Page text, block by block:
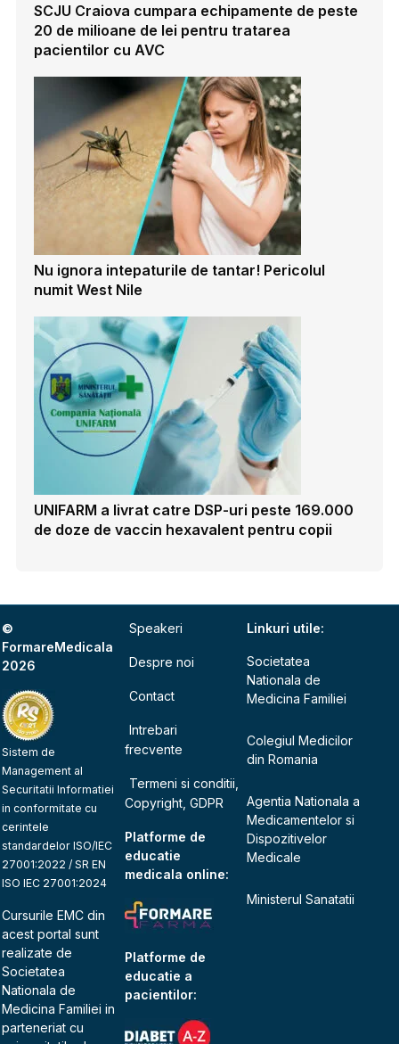
SCJU Craiova cumpara echipamente de peste
20 de milioane de lei pentru tratarea
pacientilor cu AVC
Nu ignora intepaturile de tantar! Pericolul
numit West Nile
UNIFARM a livrat catre DSP-uri peste 169.000
de doze de vaccin hexavalent pentru copii
©
FormareMedicala
2026
Sistem de
Management al
Securitatii Informatiei
in conformitate cu
cerintele
standardelor ISO/IEC
27001:2022 / SR EN
ISO IEC 27001:2024
Cursurile EMC din
acest portal sunt
realizate de
Societatea
Nationala de
Medicina Familiei in
parteneriat cu
Speakeri
Despre noi
Contact
Intrebari
frecvente
Termeni si conditii,
Copyright, GDPR
Platforme de
educatie
medicala online:
Platforme de
educatie a
pacientilor:
Linkuri utile:
Societatea
Nationala de
Medicina Familiei
Colegiul Medicilor
din Romania
Agentia Nationala a
Medicamentelor si
Dispozitivelor
Medicale
Ministerul Sanatatii